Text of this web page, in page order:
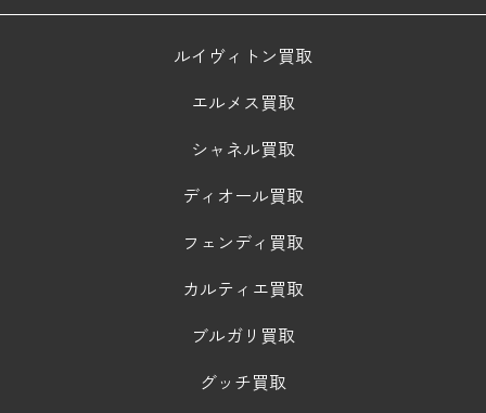
ルイヴィトン買取
エルメス買取
シャネル買取
ディオール買取
フェンディ買取
カルティエ買取
ブルガリ買取
グッチ買取